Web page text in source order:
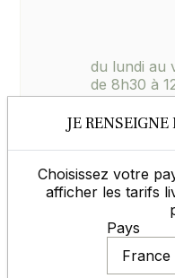
du lundi au
de 8h30 à
MODES
JE
Choisissez votre
afficher les tarifs
Pays